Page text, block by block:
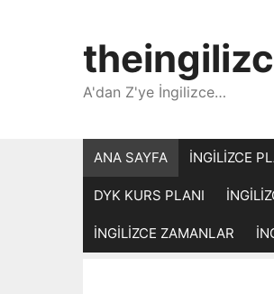
A'dan Z'ye İngilizce…
ANA SAYFA İNGİLİZCE
DYK KURS PLANI
İNGİLİZCE ZAMANLAR